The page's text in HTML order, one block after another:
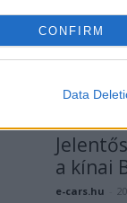
CONFIRM
Data
a kínai
e-cars.hu